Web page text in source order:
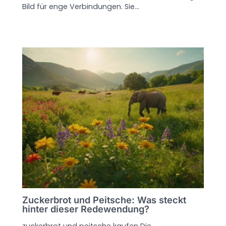
Bild für enge Verbindungen. Sie…
Zuckerbrot und Peitsche: Was steckt
hinter dieser Redewendung?